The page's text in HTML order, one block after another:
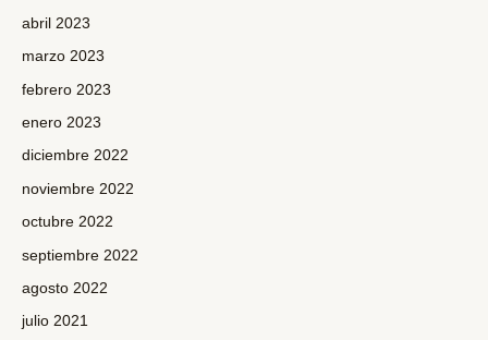
abril 2023
marzo 2023
febrero 2023
enero 2023
diciembre 2022
noviembre 2022
octubre 2022
septiembre 2022
agosto 2022
julio 2021